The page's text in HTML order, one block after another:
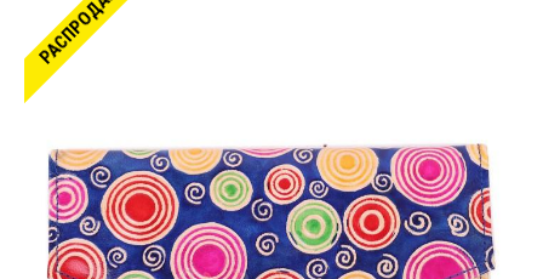
РАСПРОДАНО